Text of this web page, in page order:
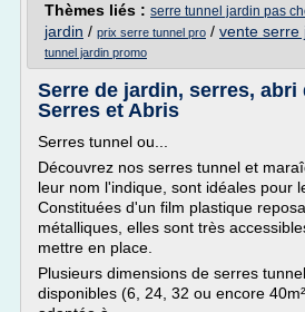
Thèmes liés : serre tunnel jardin pas
jardin / prix serre tunnel pro / vente serre
tunnel jardin promo
Serre de jardin, serres, abri
Serres et Abris
Serres tunnel ou...
Découvrez nos serres tunnel et
leur nom l'indique, sont idéales pour
Constituées d'un film plastique
métalliques, elles sont très
mettre en place.
Plusieurs dimensions de serres
disponibles (6, 24, 32 ou encore